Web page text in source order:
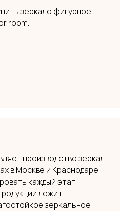
зеркало фигурное
room.
производство зеркал
в Москве и Краснодаре,
каждый этап
лежит
зеркальное